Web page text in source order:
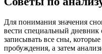
Для понимания значения
вести специальный
записывать все сны,
пробуждения, а затем